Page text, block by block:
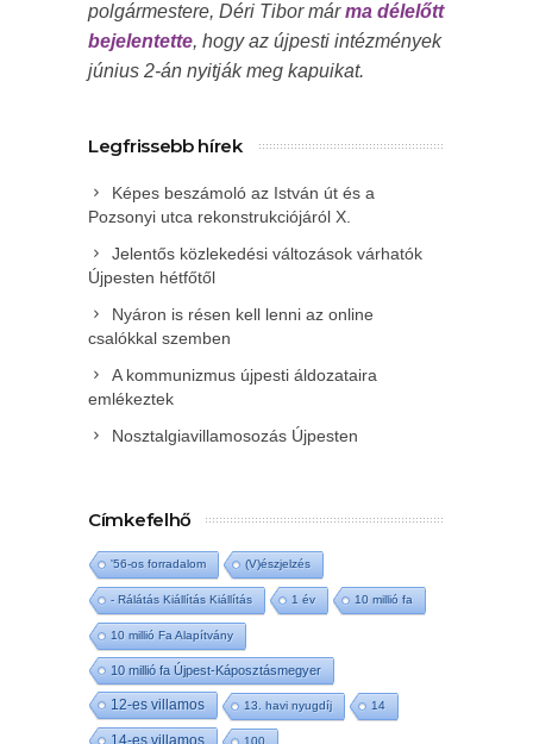
polgármestere, Déri Tibor márma délelőtt
bejelentette, hogy az újpesti intézmények
június 2-án nyitják meg kapuikat.
Legfrissebb hírek
Képes beszámoló az István út és a
Pozsonyi utca rekonstrukciójáról X.
Jelentős közlekedési változások várhatók
Újpesten hétfőtől
Nyáron is résen kell lenni az online
csalókkal szemben
A kommunizmus újpesti áldozataira
emlékeztek
Nosztalgiavillamosozás Újpesten
Címkefelhő
'56-os forradalom (V)észjelzés
- Rálátás Kiállítás Kiállítás 1 év 10 millió fa
10 millió Fa Alapítvány
10 millió fa Újpest-Káposztásmegyer
12-es villamos 13. havi nyugdíj 14
14-es villamos 100